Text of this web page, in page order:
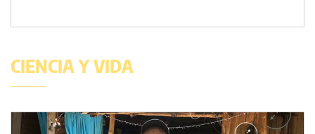
CIENCIA Y VIDA